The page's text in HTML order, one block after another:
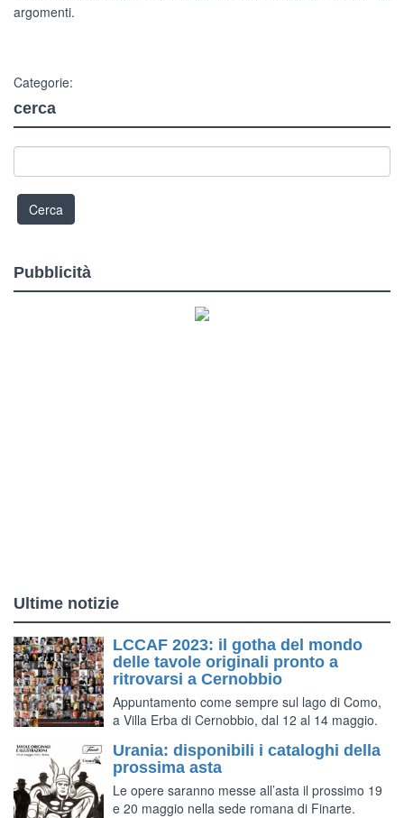
argomenti.
Categorie:
cerca
Pubblicità
Ultime notizie
LCCAF 2023: il gotha del mondo
delle tavole originali pronto a
ritrovarsi a Cernobbio
Appuntamento come sempre sul lago di Como,
a Villa Erba di Cernobbio, dal 12 al 14 maggio.
Urania: disponibili i cataloghi della
prossima asta
Le opere saranno messe all’asta il prossimo 19
e 20 maggio nella sede romana di Finarte.